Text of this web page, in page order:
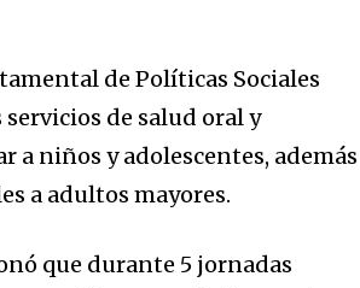
de Políticas Sociales
de salud oral y
a niños y adolescentes, además
a adultos mayores.
que durante 5 jornadas